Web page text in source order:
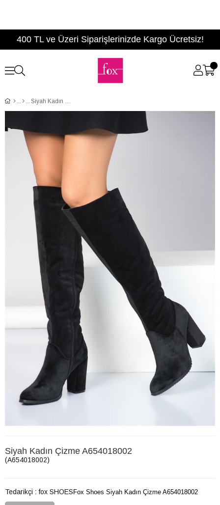
400 TL ve Üzeri Siparişlerinizde Kargo Ücretsiz!
Siyah Kadın Çizme A654018002
Siyah Kadın Çizme A654018002
(A654018002)
Tedarikçi : fox SHOES Fox Shoes Siyah Kadın Çizme A654018002